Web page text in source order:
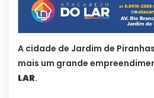
A cidade de Jardim de
mais um grande
LAR.